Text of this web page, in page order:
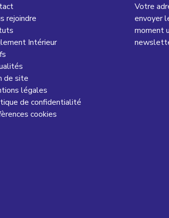
rejoindre
Intérieur
de site
légales
de confidentialité
cookies
Votre
envoyer
moment